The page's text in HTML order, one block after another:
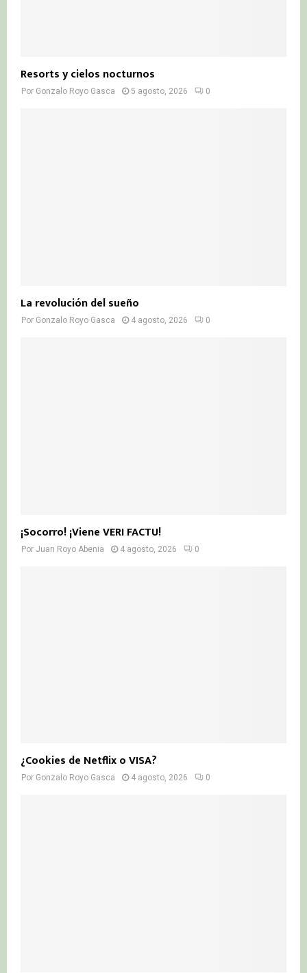
Resorts y cielos nocturnos
Por Gonzalo Royo Gasca 5 agosto, 2026 0
La revolución del sueño
Por Gonzalo Royo Gasca 4 agosto, 2026 0
¡Socorro! ¡Viene VERI FACTU!
Por Juan Royo Abenia 4 agosto, 2026 0
¿Cookies de Netflix o VISA?
Por Gonzalo Royo Gasca 4 agosto, 2026 0